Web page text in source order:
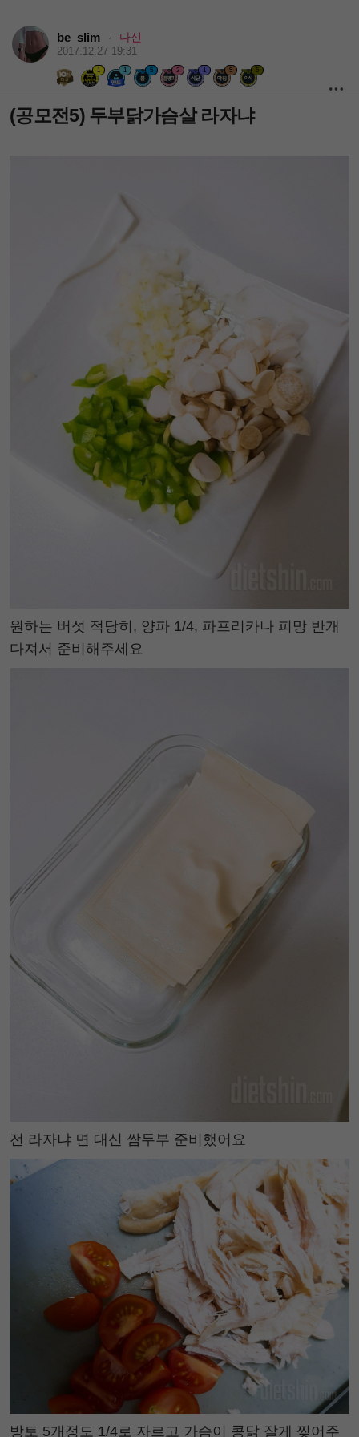
be_slim · 다신
2017.12.27 19:31
1 1 5 2 1 5 5
(공모전5) 두부닭가슴살 라자냐
원하는 버섯 적당히, 양파 1/4, 파프리카나 피망 반개
다져서 준비해주세요
전 라자냐 면 대신 쌈두부 준비했어요
방토 5개정도 1/4로 자르고 가슴이 콩닭 잘게 찢어주